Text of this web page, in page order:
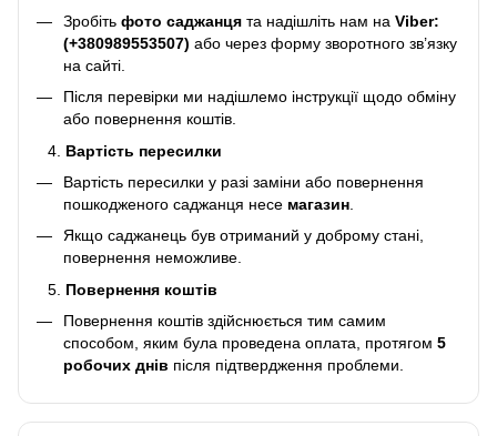
Зробіть фото саджанця та надішліть нам на Viber:
(+380989553507) або через форму зворотного зв’язку
на сайті.
Після перевірки ми надішлемо інструкції щодо обміну
або повернення коштів.
Вартість пересилки
Вартість пересилки у разі заміни або повернення
пошкодженого саджанця несе магазин
Якщо саджанець був отриманий у доброму стані,
повернення неможливе.
Повернення коштів
Повернення коштів здійснюється тим самим
способом, яким була проведена оплата, протягом 5
робочих днів після підтвердження проблеми.